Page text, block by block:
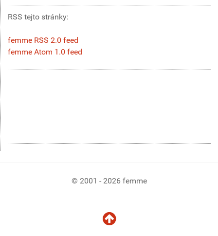
RSS tejto stránky:
femme RSS 2.0 feed
femme Atom 1.0 feed
© 2001 - 2026 femme